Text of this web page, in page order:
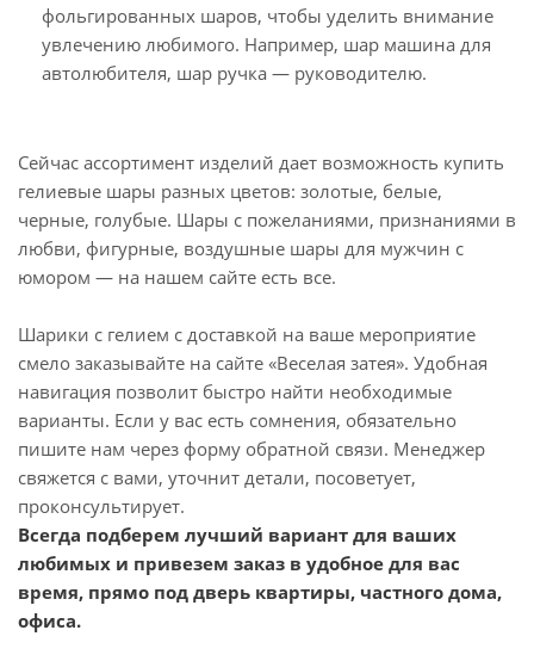
фольгированных шаров, чтобы уделить внимание
увлечению любимого. Например, шар машина для
автолюбителя, шар ручка — руководителю.
Сейчас ассортимент изделий дает возможность купить
гелиевые шары разных цветов: золотые, белые,
черные, голубые. Шары с пожеланиями, признаниями в
любви, фигурные, воздушные шары для мужчин с
юмором — на нашем сайте есть все.
Шарики с гелием с доставкой на ваше мероприятие
смело заказывайте на сайте «Веселая затея». Удобная
навигация позволит быстро найти необходимые
варианты. Если у вас есть сомнения, обязательно
пишите нам через форму обратной связи. Менеджер
свяжется с вами, уточнит детали, посоветует,
проконсультирует.
Всегда подберем лучший вариант для ваших
любимых и привезем заказ в удобное для вас
время, прямо под дверь квартиры, частного дома,
офиса.